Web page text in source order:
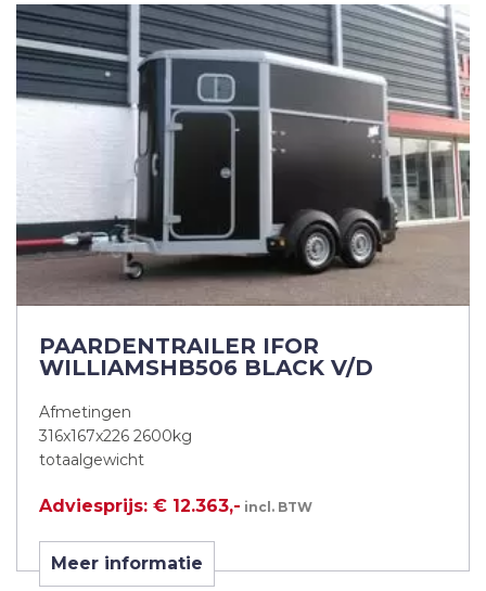
PAARDENTRAILER IFOR
WILLIAMSHB506 BLACK V/D
Afmetingen
316x167x226 2600kg
totaalgewicht
Adviesprijs: € 12.363,- incl. BTW
Meer informatie